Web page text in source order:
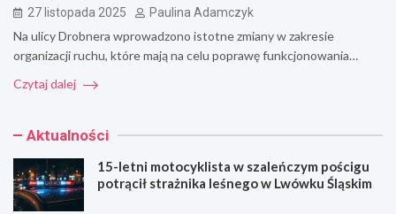
27 listopada 2025 Paulina Adamczyk
Na ulicy Drobnera wprowadzono istotne zmiany w zakresie
organizacji ruchu, które mają na celu poprawę funkcjonowania…
Czytaj dalej
Aktualności
15-letni motocyklista w szaleńczym pościgu
potrącił strażnika leśnego w Lwówku Śląskim